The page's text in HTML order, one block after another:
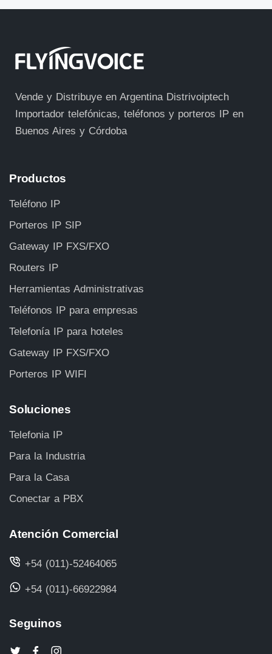
Vende y Distribuye en Argentina Distrivoiptech
Importador telefónicas, teléfonos y porteros IP en
Buenos Aires y Córdoba
Productos
Teléfono IP
Porteros IP SIP
Gateway IP FXS/FXO
Routers IP
Herramientas Administrativas
Teléfonos IP para empresas
Telefonía IP para hoteles
Gateway IP FXS/FXO
Porteros IP WIFI
Soluciones
Telefonia IP
Para la Industria
Para la Casa
Conectar a PBX
Atención Comercial
+54 (011)-52464065
+54 (011)-66922984
Seguinos